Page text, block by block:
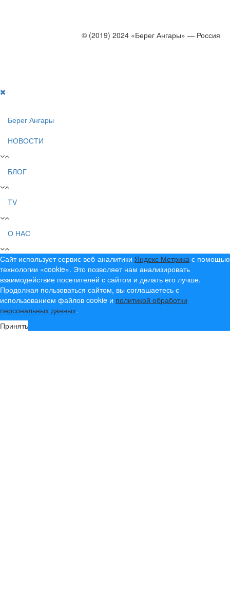
© (2019) 2024 «Берег Ангары» — Россия
Берег Ангары
НОВОСТИ
БЛОГ
TV
О НАС
Сайт использует сервис веб-аналитики Яндекс Метрика с помощью
технологии «cookie». Это позволяет нам анализировать
взаимодействие посетителей с сайтом и делать его лучше.
Продолжая пользоваться сайтом, вы соглашаетесь с
использованием файлов cookie и политикой обработки
персональных данных.
Принять